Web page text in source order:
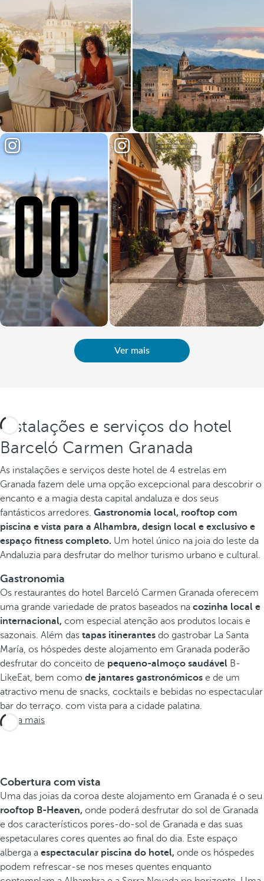
Ver mais
Instalações e serviços do hotel
Barceló Carmen Granada
As instalações e serviços deste hotel de 4 estrelas em
Granada fazem dele uma opção excepcional para descobrir o
encanto e a magia desta capital andaluza e dos seus
fantásticos arredores. Gastronomia local, rooftop com
piscina e vista para a Alhambra, design local e exclusivo e
espaço fitness completo. Um hotel único na joia do leste da
Andaluzia para desfrutar do melhor turismo urbano e cultural.
Gastronomia
Os restaurantes do hotel Barceló Carmen Granada oferecem
uma grande variedade de pratos baseados na cozinha local e
internacional, com especial atenção aos produtos locais e
sazonais. Além das tapas itinerantes do gastrobar La Santa
María, os hóspedes deste alojamento em Granada poderão
desfrutar do conceito de pequeno-almoço saudável B-
LikeEat, bem como de jantares gastronómicos e de um
atractivo menu de snacks, cocktails e bebidas no espectacular
bar do terraço. com vista para a cidade palatina.
Saiba mais
Cobertura com vista
Uma das joias da coroa deste alojamento em Granada é o seu
rooftop B-Heaven, onde poderá desfrutar do sol de Granada
e dos característicos pores-do-sol de Granada e das suas
espetaculares cores quentes ao final do dia. Este espaço
alberga a espectacular piscina do hotel, onde os hóspedes
podem refrescar-se nos meses quentes enquanto